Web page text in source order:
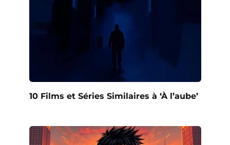
10 Films et Séries Similaires à ‘À l’aube’